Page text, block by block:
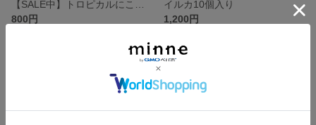
800円
イルカ10個入り
1,200円